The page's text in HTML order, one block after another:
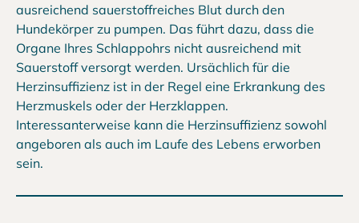
ausreichend sauerstoffreiches Blut durch den
Hundekörper zu pumpen. Das führt dazu, dass die
Organe Ihres Schlappohrs nicht ausreichend mit
Sauerstoff versorgt werden. Ursächlich für die
Herzinsuffizienz ist in der Regel eine Erkrankung des
Herzmuskels oder der Herzklappen.
Interessanterweise kann die Herzinsuffizienz sowohl
angeboren als auch im Laufe des Lebens erworben
sein.